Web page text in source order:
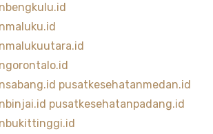
pusatkesehatanmedan.id
pusatkesehatanpadang.id